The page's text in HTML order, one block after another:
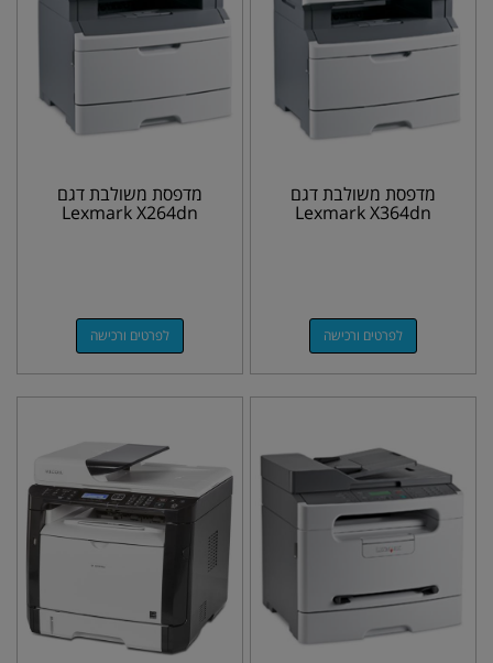
מדפסת משולבת דגם
Lexmark X364dn
לפרטים ורכישה
מדפסת משולבת דגם
Lexmark X264dn
לפרטים ורכישה